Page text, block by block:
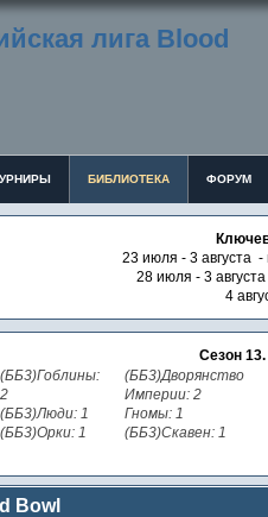
БИБЛИОТЕКА ФОРУМ
23 июля - 3 августа -
28 июля - 3
4
Сезон 13.
(ББ3)Гоблины:
2
(ББ3)Люди: 1
(ББ3)Орки: 1
(ББ3)Дворянство
Империи: 2
Гномы: 1
(ББ3)Скавен: 1
Bowl